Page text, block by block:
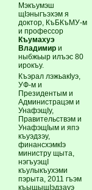
Мэкъумэш
щIэныгъэхэм я
доктор, КъБКъМУ-м
и профессор
Къумахуэ
Владимир и
ныбжьыр илъэс 80
ирокъу.
Къэрал лэжьакIуэ,
УФ-м и
Президентым и
Администрацэм и
УнафэщIу,
Правительствэм и
УнафэщIым и япэ
къуэдзэу,
финансхэмкIэ
министру щыта,
нэгъуэщI
къулыкъухэми
пэрыта, 2011 гъэм
къыщыщIэдзауэ